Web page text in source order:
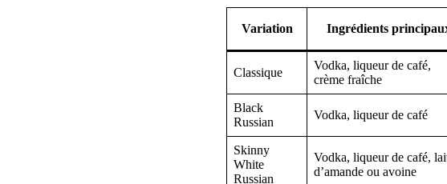
Variation Ingrédients
Classique
Vodka, liqueur de café,
crème fraîche
Black
Russian
Vodka, liqueur de café
Skinny
White
Russian
Vodka, liqueur de café,
d’amande ou avoine